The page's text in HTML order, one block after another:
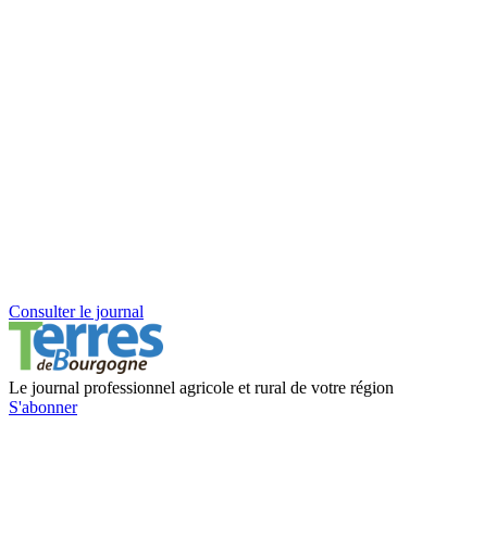
Consulter le journal
Le journal professionnel agricole et rural de votre région
S'abonner